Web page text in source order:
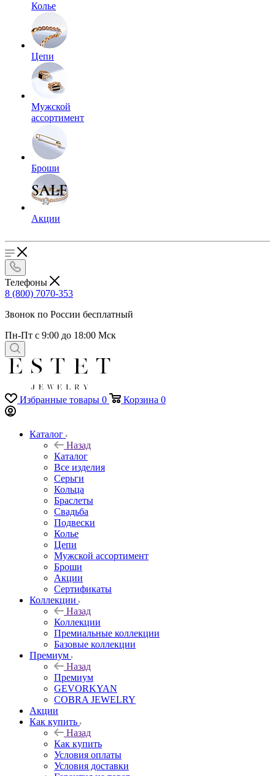
Колье
Цепи
Мужской
ассортимент
Броши
Акции
Телефоны
8 (800) 7070-353
Звонок по России бесплатный
Пн-Пт с 9:00 до 18:00 Мск
Избранные товары 0 Корзина 0
Каталог
Назад
Каталог
Все изделия
Серьги
Кольца
Браслеты
Свадьба
Подвески
Колье
Цепи
Мужской ассортимент
Броши
Акции
Сертификаты
Коллекции
Назад
Коллекции
Премиальные коллекции
Базовые коллекции
Премиум
Назад
Премиум
GEVORKYAN
COBRA JEWELRY
Акции
Как купить
Назад
Как купить
Условия оплаты
Условия доставки